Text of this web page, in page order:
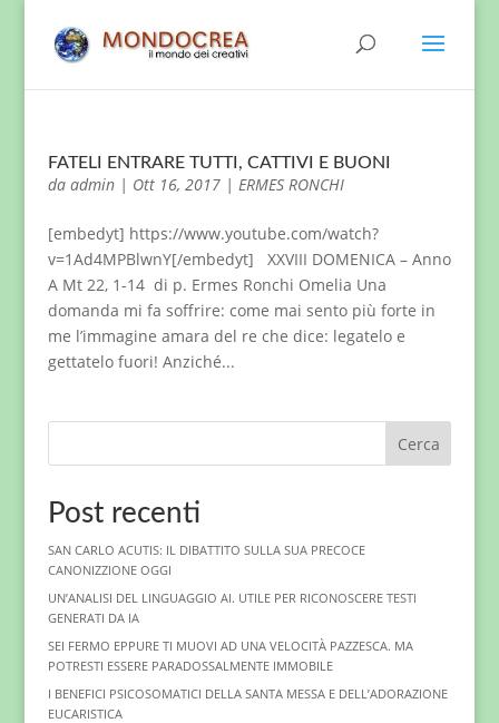
FATELI ENTRARE TUTTI, CATTIVI E BUONI
da admin| Ott 16, 2017| ERMES RONCHI
[embedyt] https://www.youtube.com/watch?
v=1Ad4MPBlwnY[/embedyt] XXVIII DOMENICA – Anno
A Mt 22, 1-14 di p. Ermes Ronchi Omelia Una
domanda mi fa soffrire: come mai sento più forte in
me l’immagine amara del re che dice: legatelo e
gettatelo fuori! Anziché...
Cerca
Post recenti
SAN CARLO ACUTIS: IL DIBATTITO SULLA SUA PRECOCE
CANONIZZIONE OGGI
UN’ANALISI DEL LINGUAGGIO AI. UTILE PER RICONOSCERE TESTI
GENERATI DA IA
SEI FERMO EPPURE TI MUOVI AD UNA VELOCITÀ PAZZESCA. MA
POTRESTI ESSERE PARADOSSALMENTE IMMOBILE
I BENEFICI PSICOSOMATICI DELLA SANTA MESSA E DELL’ADORAZIONE
EUCARISTICA